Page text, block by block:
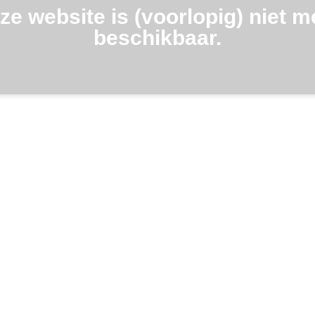
website is (voorlopig) niet
beschikbaar.